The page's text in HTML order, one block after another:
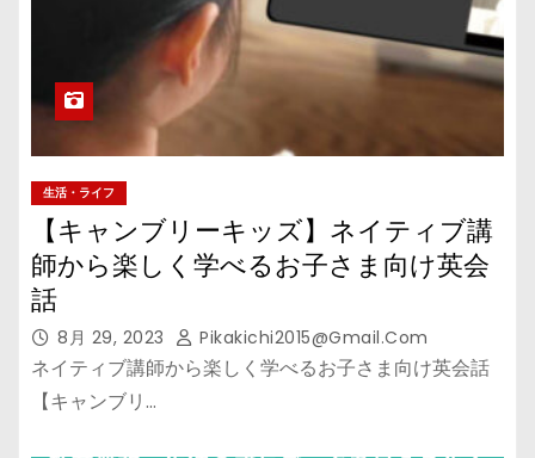
生活・ライフ
【キャンブリーキッズ】ネイティブ講
師から楽しく学べるお子さま向け英会
話
8月 29, 2023 Pikakichi2015@gmail.com
ネイティブ講師から楽しく学べるお子さま向け英会話
【キャンブリ…